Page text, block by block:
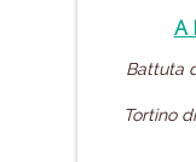
A
Battuta
Tortino